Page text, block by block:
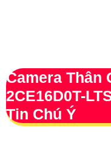
Camera Thân
2CE16D0T-
Tin Chú Ý